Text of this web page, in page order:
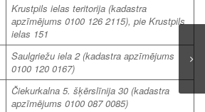
Krustpils ielas teritorija (kadastra
apzīmējums 0100 126 2115), pie Krustpils
ielas 151
Saulgriežu iela 2 (kadastra apzīmējums
0100 120 0167)
Čiekurkalna 5. šķērslīnija 30 (kadastra
apzīmējums 0100 087 0085)